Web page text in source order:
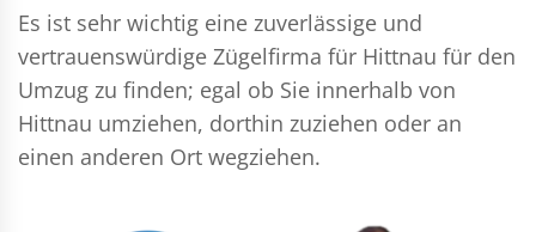
Es ist sehr wichtig eine zuverlässige und
vertrauenswürdige Zügelfirma für Hittnau für den
Umzug zu finden; egal ob Sie innerhalb von
Hittnau umziehen, dorthin zuziehen oder an
einen anderen Ort wegziehen.